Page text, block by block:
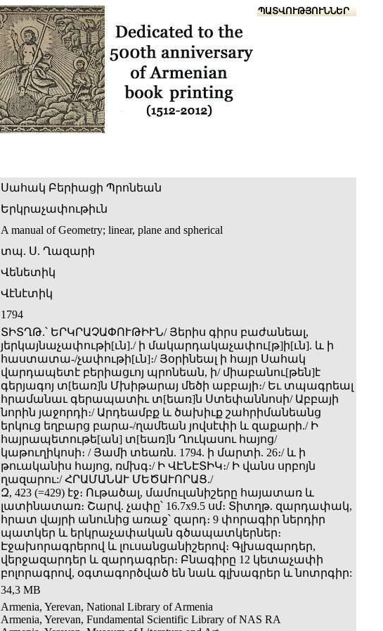
ՆԱԽԱՊԱՏՎՈՒԹՅՈՒՆՆԵՐ
Սահակ Բերիացի Պրոնեան
Երկրաչափութիւն
A manual of Geometry; linear, plane and spherical
տպ. Ս. Ղազարի
Վենետիկ
Վէնէտիկ
1794
ՏԻՏՂԹ.՝ ԵՐԿՐԱՉԱՓՈՒԹԻՒՆ/ Յերիս գիրս բաժանեալ,
յերկայնաչափութի[ւն]./ ի մակարդակաչափու[թ]ի[ւն]. և ի
հաստատա-/չափութի[ւն]։/ Յօրինեալ ի հայր Սահակ
վարդապետէ բերիացւոյ պրոնեան, ի/ միաբանու[թեն]է
գերյագոյ տ[եառ]ն Մխիթարայ մեծի աբբայի։/ Եւ տպագրեալ
հրամանաւ գերապատիւ տ[եառ]ն Ստեփաննոսի/ Աբբայի
նորին յաջորդի։/ Արդեամբք և ծախիւք շահրիմանեանց
երկուց եղբարց բարա-/ղամեան յովսէփի և զաքարի./ Ի
հայրապետութե[ան] տ[եառ]ն Ղուկասու հայոց/
կաթուղիկոսի։ / Յամի տեառն. 1794. ի մարտի. 26։/ և ի
թուականիս հայոց, ռմխգ։/ Ի ՎԷՆԷՏԻԿ։/ Ի վանս սրբոյն
ղազարու:/ ՀՐԱՄԱՆԱՒ ՄԵԾԱՒՈՐԱՑ./
Զ, 423 (=429) էջ։ Ութածալ, մամուլանիշերը հայատառ և
լատինատառ։ Շարվ. չափը՝ 16.7x9.5 սմ։ Տիտղթ. զարդափակ,
հրատ վայրի անունից առաջ՝ զարդ։ 9 փորագիր ներդիր
պատկեր և երկրաչափական գծապատկերներ։
Էջախորագրերով և լուսանցանիշերով։ Գլխազարդեր,
վերջազարդեր և զարդագրեր։ Բնագիրը 12 կետաչափի
բոլորագրով, օգտագործված են նաև գլխագրեր և նոտրգիր:
34,3 MB
Armenia, Yerevan, National Library of Armenia
Armenia, Yerevan, Fundamental Scientific Library of NAS RA